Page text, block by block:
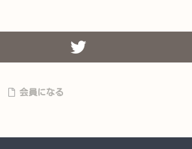
会員になる